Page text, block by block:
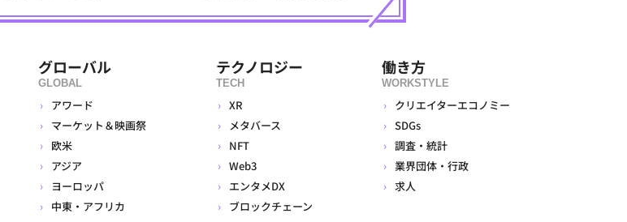
グローバル
GLOBAL
アワード
マーケット＆映画祭
欧米
アジア
ヨーロッパ
中東・アフリカ
テクノロジー
TECH
XR
メタバース
NFT
Web3
エンタメDX
ブロックチェーン
働き方
WORKSTYLE
クリエイターエコノミー
SDGs
調査・統計
業界団体・行政
求人